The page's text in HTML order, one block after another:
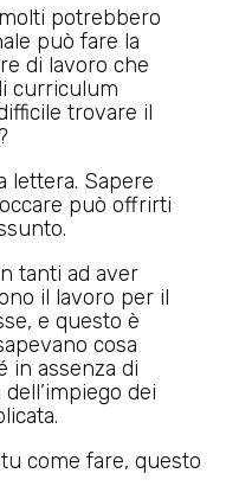
potrebbero
può fare la
di lavoro che
curriculum
trovare il
lettera. Sapere
può offrirti
tanti ad aver
il lavoro per il
e questo è
cosa
in assenza di
dei
come fare, questo